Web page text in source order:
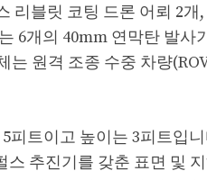
리블릿 코팅 드론 어뢰 2
6개의 40mm 연막탄 발
는 원격 조종 수중 차량
피트이고 높이는 3피트입
추진기를 갖춘 표면 및